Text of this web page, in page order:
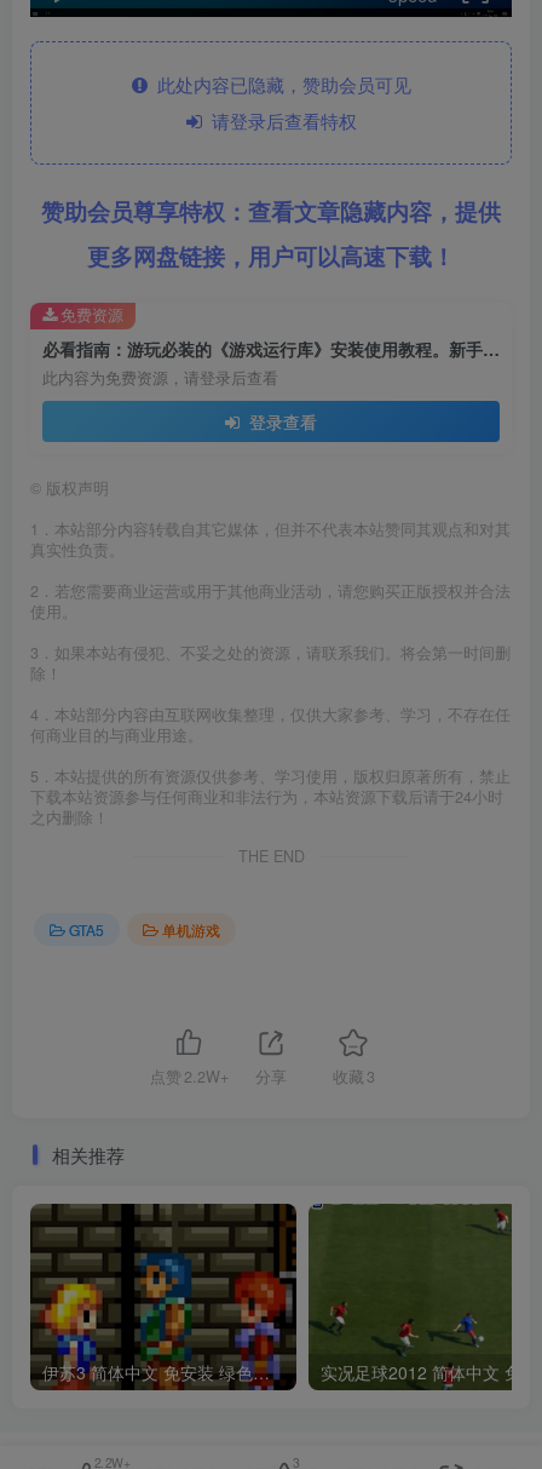
此处内容已隐藏，赞助会员可见
请登录后查看特权
赞助会员尊享特权：查看文章隐藏内容，提供
更多网盘链接，用户可以高速下载！
必看指南：游玩必装的《游戏运行库》安装使用教程。新手必学的《单机游戏》安装启动教学。解决一切游戏报错！
此内容为免费资源，请登录后查看
登录查看
免费资源
© 版权声明
1．本站部分内容转载自其它媒体，但并不代表本站赞同其观点和对其
真实性负责。
2．若您需要商业运营或用于其他商业活动，请您购买正版授权并合法
使用。
3．如果本站有侵犯、不妥之处的资源，请联系我们。将会第一时间删
除！
4．本站部分内容由互联网收集整理，仅供大家参考、学习，不存在任
何商业目的与商业用途。
5．本站提供的所有资源仅供参考、学习使用，版权归原著所有，禁止
下载本站资源参与任何商业和非法行为，本站资源下载后请于24小时
之内删除！
THE END
GTA5 单机游戏
点赞 2.2W+ 分享 收藏 3
相关推荐
伊苏3 简体中文 免安装 绿色版 [亲测可用 解压即玩]【2.36MB】
2.2W+ 3